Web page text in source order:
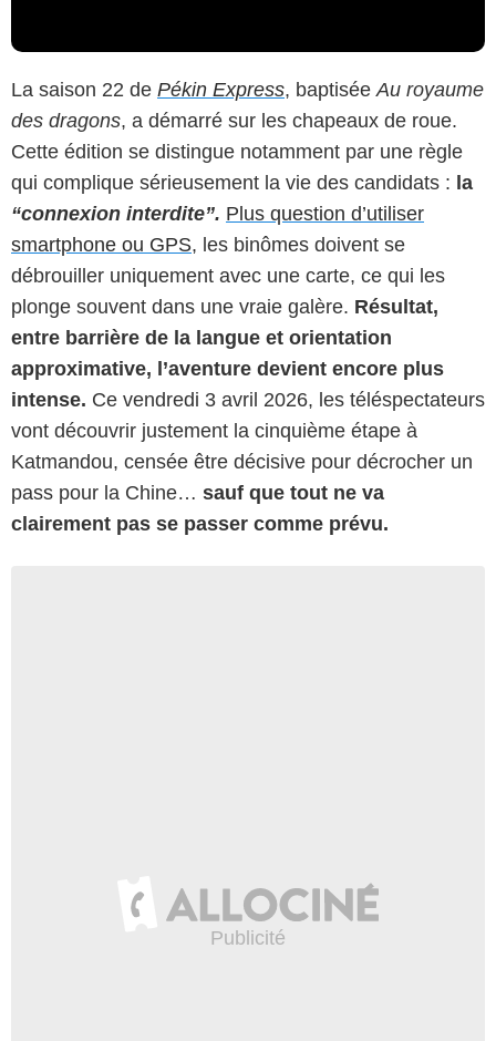
La saison 22 de Pékin Express, baptisée Au royaume
des dragons, a démarré sur les chapeaux de roue.
Cette édition se distingue notamment par une règle
qui complique sérieusement la vie des candidats : la
“connexion interdite”. Plus question d’utiliser
smartphone ou GPS, les binômes doivent se
débrouiller uniquement avec une carte, ce qui les
plonge souvent dans une vraie galère. Résultat,
entre barrière de la langue et orientation
approximative, l’aventure devient encore plus
intense. Ce vendredi 3 avril 2026, les téléspectateurs
vont découvrir justement la cinquième étape à
Katmandou, censée être décisive pour décrocher un
pass pour la Chine… sauf que tout ne va
clairement pas se passer comme prévu.